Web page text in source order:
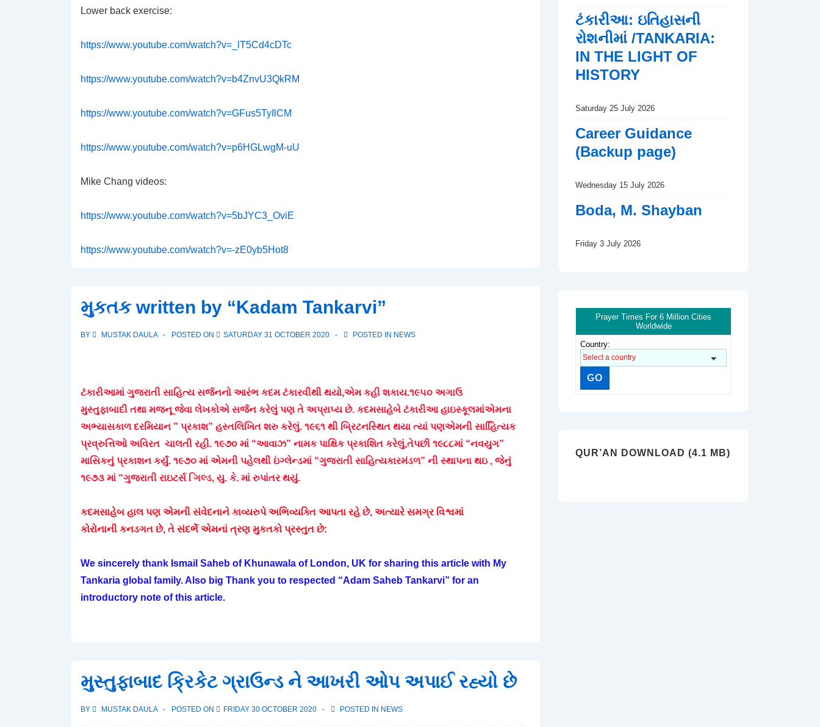
Lower back exercise:
https://www.youtube.com/watch?v=_lT5Cd4cDTc
https://www.youtube.com/watch?v=b4ZnvU3QkRM
https://www.youtube.com/watch?v=GFus5TyIlCM
https://www.youtube.com/watch?v=p6HGLwgM-uU
Mike Chang videos:
https://www.youtube.com/watch?v=5bJYC3_OviE
https://www.youtube.com/watch?v=-zE0yb5Hot8
મુકતક written by “Kadam Tankarvi”
BY MUSTAK DAULA POSTED ON SATURDAY 31 OCTOBER 2020 POSTED IN NEWS
ટંકારીઆમાં ગુજરાતી સાહિત્ય સર્જનનો આરંભ કદમ ટંકારવીથી થયો,એમ કહી શકાય.૧૯૫૦ અગાઉ
મુસ્તુફાબાદી તથા મજનૂ જેવા લેખકોએ સર્જન કરેલું પણ તે અપ્રાપ્ય છે. કદમસાહેબે ટંકારીઆ હાઇસ્કૂલમાંએમના
અભ્યાસકાળ દરમિયાન ” પ્રકાશ” હસ્તલિખિત શરુ કરેલું. ૧૯૬૧ થી બ્રિટનસ્થિત થયા ત્યાં પણએમની સાહિિત્યક
પ્રવ્રુત્તિઓ અવિરત ચાલતી રહી. ૧૯૭૦ માં “આવાઝ” નામક પાક્ષિક પ્રકાશિત કરેલું,તેપછી ૧૯૮૮માં “નવયુગ”
માસિકનું પ્રકાશન કર્યું. ૧૯૭૦ માં એમની પહેલથી ઇંગ્લેન્ડમાં “ગુજરાતી સાહિત્યકારમંડળ” ની સ્થાપના થઇ , જેનું
૧૯૭૩ માં “ગુજરાતી રાઇટર્સ િગલ્ડ, યુ. કે. માં રુપાંતર થયું.
કદમસાહેબ હાલ પણ એમની સંવેદનાને કાવ્યરુપે અભિવ્યક્તિ આપતા રહે છે, અત્યારે સમગ્ર વિશ્વમાં
કોરોનાની કનડગત છે, તે સંદર્ભે એમનાં ત્રણ મુકતકો પ્રસ્તુત છે:
We sincerely thank Ismail Saheb of Khunawala of London, UK for sharing this article with My
Tankaria global family. Also big Thank you to respected “Adam Saheb Tankarvi” for an
introductory note of this article.
મુસ્તુફાબાદ ક્રિકેટ ગ્રાઉન્ડ ને આખરી ઓપ અપાઈ રહ્યો છે
BY MUSTAK DAULA POSTED ON FRIDAY 30 OCTOBER 2020 POSTED IN NEWS
ટંકારીઆ: ઇતિહાસની
રોશનીમાં /TANKARIA:
IN THE LIGHT OF
HISTORY
Saturday 25 July 2026
Career Guidance
(Backup page)
Wednesday 15 July 2026
Boda, M. Shayban
Friday 3 July 2026
Prayer Times For 6 Million Cities
Worldwide
Country:
QUR’AN DOWNLOAD (4.1 MB)